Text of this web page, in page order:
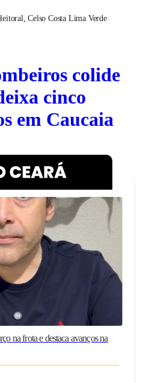
Celso Costa Lima Verde
colide
cinco
em Caucaia
na frota e destaca avanços na